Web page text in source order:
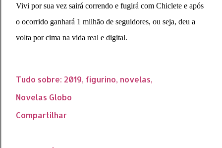
Vivi por sua vez sairá correndo e fugirá com Chiclete e após
o ocorrido ganhará 1 milhão de seguidores, ou seja, deu a
volta por cima na vida real e digital.
Tudo sobre: 2019 figurino novelas
Novelas Globo
Compartilhar